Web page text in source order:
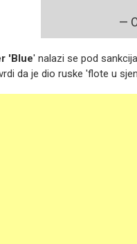
—
'Blue' nalazi se pod
da je dio ruske 'flote u